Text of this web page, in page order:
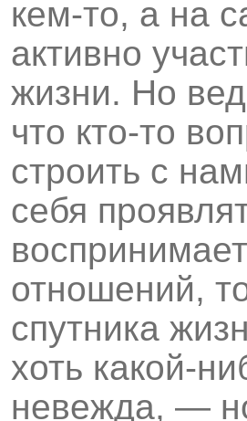
кем-то, а на
активно
жизни. Но
что кто-то
строить с
себя
отношений,
спутника
хоть какой-
невежда, —